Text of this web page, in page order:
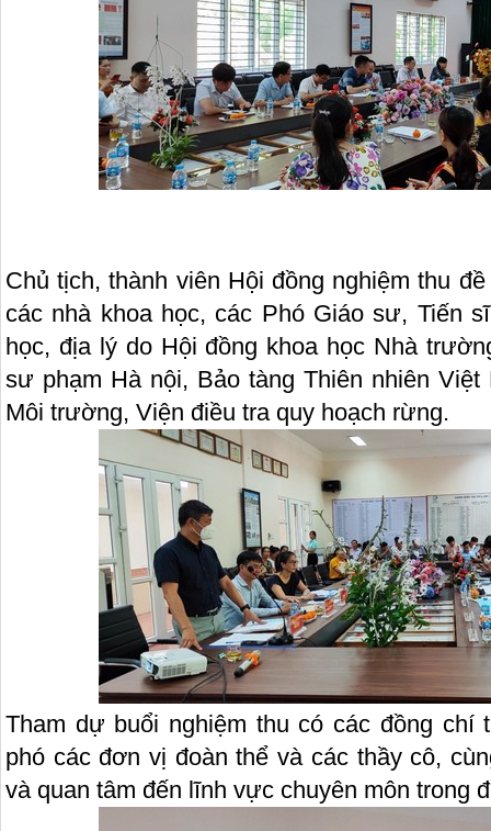
Chủ tịch, thành viên Hội đồng nghiệm thu
các nhà khoa học, các Phó Giáo sư, Tiến
học, địa lý do Hội đồng khoa học Nhà
sư phạm Hà nội, Bảo tàng Thiên nhiên
Môi trường, Viện điều tra quy hoạch rừng.
Tham dự buổi nghiệm thu có các đồng chí
phó các đơn vị đoàn thể và các thầy cô,
và quan tâm đến lĩnh vực chuyên môn trong